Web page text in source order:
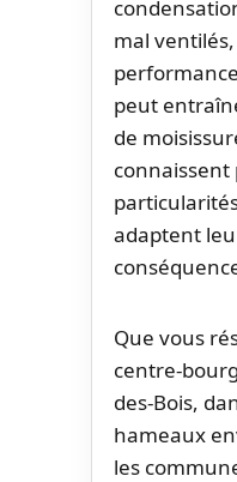
mal
peut
de
adaptent
Que vous
centre-
des-Bois,
hameaux
les